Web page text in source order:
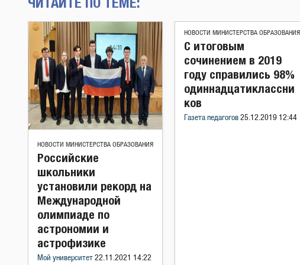
НОВОСТИ МИНИСТЕРСТВА ОБРАЗОВАНИЯ
Российские
школьники
установили рекорд на
Международной
олимпиаде по
астрономии и
астрофизике
Мой университет 22.11.2021 14:22
НОВОСТИ МИНИСТЕРСТВА ОБРАЗОВАНИЯ
С итоговым
сочинением в 2019
году справились 98%
одиннадцатиклассни
ков
Газета педагогов 25.12.2019 12:44